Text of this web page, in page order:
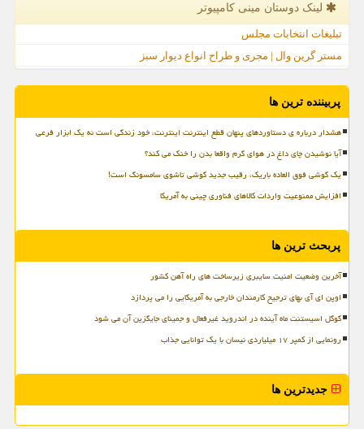
لینک دوستان مینی كامپیوتر
تبلیغات انتخابات مجلس
مستر گرین وال | مجری و طراح انواع دیوار سبز
پربیننده ترین ها
هشدار درباره ی دستاوردهای پنهان قطع اینترنت اینترنت، خود زندگی است نه یک ابزار فرعی
آیا نوشیدن چای داغ در هوای گرم واقعا بدن را خنک می کند؟
یک گوشی فوق العاده باریک، رقیب جدید گوشی تاشوی سامسونگ است!
افزایش ممنوعیت واردات کالاهای فناوری چینی به آمریکا
پربحث ترین ها
آخرین وضعیت امنیت سایبری زیرساخت های راه آهن کشور
اوپن ای آی بهای ترجیح کارمندان خارجی به آمریکایی را می پردازد
گوگل اسیستنت ماه آینده در اندروید غیرفعال و جمینای جایگزین آن می شود
رونمایی از کمپر ۱۷ میلیاردی نیسان با یک توانایی جذاب
جدیدترین ها